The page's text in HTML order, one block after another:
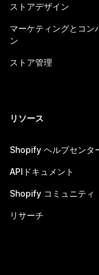
ストアデザイン
マーケティングとコン
ン
ストア管理
リソース
Shopify ヘルプセンタ
APIドキュメント
Shopify コミュニティ
リサーチ